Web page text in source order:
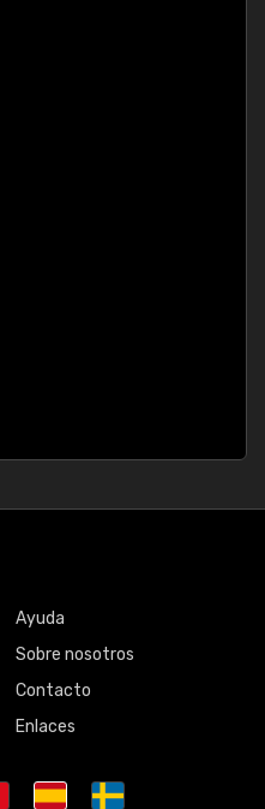
Ayuda
Sobre nosotros
Contacto
Enlaces